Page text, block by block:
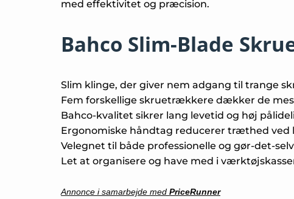
med effektivitet og præcision.
Bahco Slim-Blade
Slim klinge, der giver nem adgang til trange
Fem forskellige skruetrækkere dækker de
Bahco-kvalitet sikrer lang levetid og høj
Ergonomiske håndtag reducerer træthed
Velegnet til både professionelle og gør-det-
Let at organisere og have med i
Annonce i samarbejde med PriceRunner